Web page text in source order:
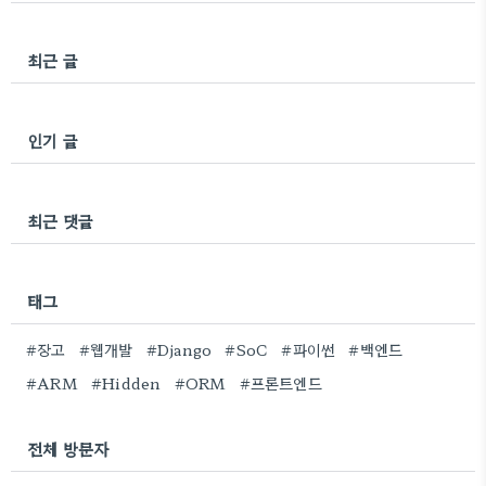
최근 글
인기 글
최근 댓글
태그
#장고 #웹개발 #Django #SoC #파이썬
#백엔드
#ARM
#Hidden #ORM #프론트엔드
전체 방문자